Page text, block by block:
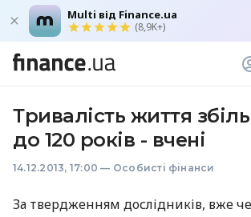
Multi від Finance.ua
(8,9K+)
Тривалість життя
до 120 років - вчені
14.12.2013, 17:00 — Особисті фінанси
За твердженням дослідників, вже